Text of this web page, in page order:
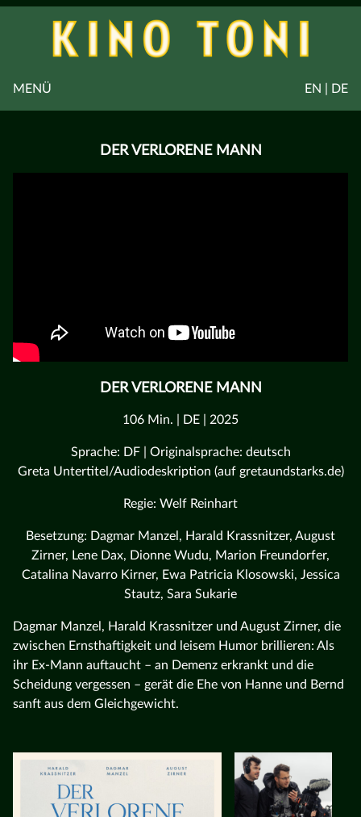
EN | DE
MENÜ
DER VERLORENE MANN
DER VERLORENE MANN
106 Min. | DE | 2025
Sprache: DF | Originalsprache: deutsch
Greta Untertitel/Audiodeskription (auf gretaundstarks.de)
Regie: Welf Reinhart
Besetzung: Dagmar Manzel, Harald Krassnitzer, August
Zirner, Lene Dax, Dionne Wudu, Marion Freundorfer,
Catalina Navarro Kirner, Ewa Patricia Klosowski, Jessica
Stautz, Sara Sukarie
Dagmar Manzel, Harald Krassnitzer und August Zirner, die
zwischen Ernsthaftigkeit und leisem Humor brillieren: Als
ihr Ex-Mann auftaucht – an Demenz erkrankt und die
Scheidung vergessen – gerät die Ehe von Hanne und Bernd
sanft aus dem Gleichgewicht.